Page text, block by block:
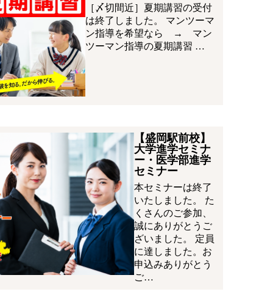
［〆切間近］夏期講習の受付
は終了しました。 マンツーマ
ン指導を希望なら → マン
ツーマン指導の夏期講習 …
【盛岡駅前校】
大学進学セミナ
ー・医学部進学
セミナー
本セミナーは終了
いたしました。 た
くさんのご参加、
誠にありがとうご
ざいました。 定員
に達しました。お
申込みありがとう
ご…